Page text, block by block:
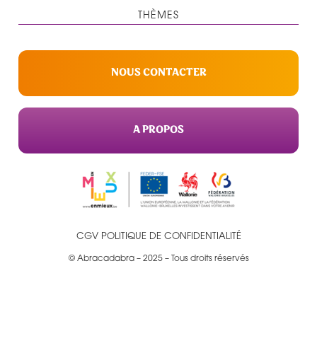
THÈMES
NOUS CONTACTER
A PROPOS
CGV POLITIQUE DE CONFIDENTIALITÉ
© Abracadabra – 2025 – Tous droits réservés